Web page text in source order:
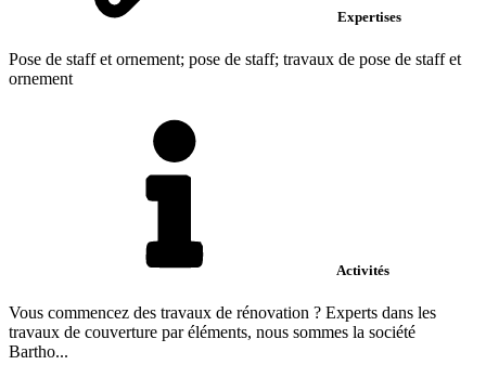
Expertises
Pose de staff et ornement; pose de staff; travaux de pose de staff et
ornement
Activités
Vous commencez des travaux de rénovation ? Experts dans les
travaux de couverture par éléments, nous sommes la société
Bartho...